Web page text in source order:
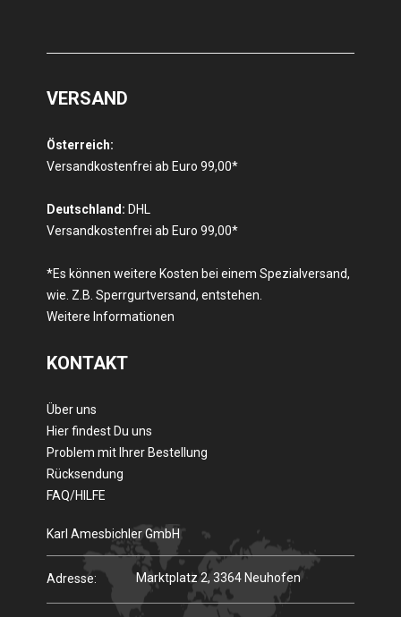
VERSAND
Österreich:
Versandkostenfrei ab Euro 99,00*
Deutschland: DHL
Versandkostenfrei ab Euro 99,00*
*Es können weitere Kosten bei einem Spezialversand,
wie. Z.B. Sperrgurtversand, entstehen.
Weitere Informationen
KONTAKT
Über uns
Hier findest Du uns
Problem mit Ihrer Bestellung
Rücksendung
FAQ/HILFE
Karl Amesbichler GmbH
Adresse: Marktplatz 2, 3364 Neuhofen